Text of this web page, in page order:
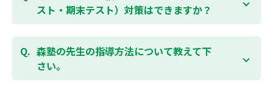
お問合わせはこちら
受講をおすすめしております。まずはお気軽にご相談
ください。
ご相談（お問合わせ）はこちら
スト・期末テスト）対策はできますか？
お子様お一人おひとりの学校進度やテスト範囲にあわ
せて授業をすすめますので、定期テスト対策に繋がり
ます。森塾では、テスト直前に自分の予定にあわせ
て、テスト対策授業の追加ができます。 受講中の科目
森塾の先生の指導方法について教えて下
さい。